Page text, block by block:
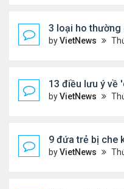
3 loại ho thường
byVietNews Thứ 3 Tháng 8
13 điều lưu ý về
byVietNews Thứ 3 Tháng 8
9 đứa trẻ bị che
byVietNews Thứ 2 Tháng 8